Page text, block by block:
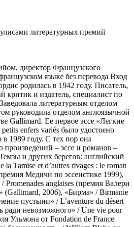
директор Французского
языке без перевода Вход
родилась в 1942 году. Писатель,
критик и издатель, специалист по
литературным отделом
руководила отделом англоязычной
Gallimard. Ее первое эссе «Легкие
enfers variés было удостоено
1989 году. С тех пор она
произведений – эссе и романов –
и других берегов: английский
Tamise et d’autres rivages : le roman
Медичи по эссеистике 1999),
Promenades anglaises (премия Валери
(Gallimard, 2006), «Бирма» / Birmanie
пустыни» / L’aventure du désert
ради невозможного» / Une vie pour
Ульмона от Fondation de France